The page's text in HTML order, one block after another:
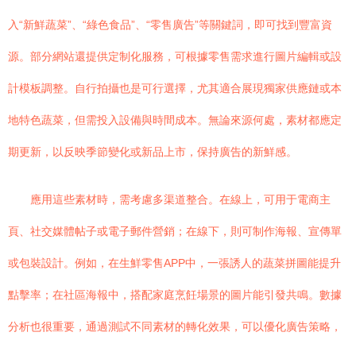
入“新鮮蔬菜”、“綠色食品”、“零售廣告”等關鍵詞，即可找到豐富資
源。部分網站還提供定制化服務，可根據零售需求進行圖片編輯或設
計模板調整。自行拍攝也是可行選擇，尤其適合展現獨家供應鏈或本
地特色蔬菜，但需投入設備與時間成本。無論來源何處，素材都應定
期更新，以反映季節變化或新品上市，保持廣告的新鮮感。
應用這些素材時，需考慮多渠道整合。在線上，可用于電商主
頁、社交媒體帖子或電子郵件營銷；在線下，則可制作海報、宣傳單
或包裝設計。例如，在生鮮零售APP中，一張誘人的蔬菜拼圖能提升
點擊率；在社區海報中，搭配家庭烹飪場景的圖片能引發共鳴。數據
分析也很重要，通過測試不同素材的轉化效果，可以優化廣告策略，